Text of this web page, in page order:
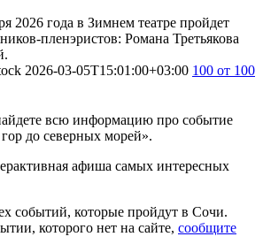
2026 года в Зимнем театре пройдет
пленэристов: Романа Третьякова
2026-03-05T15:01:00+03:00 100 от 100
всю информацию про событие
до северных морей».
афиша самых интересных
событий, которые пройдут в Сочи.
которого нет на сайте, сообщите